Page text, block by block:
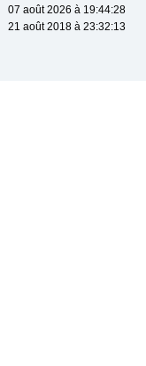
07 août 2026 à 19:44:28
21 août 2018 à 23:32:13